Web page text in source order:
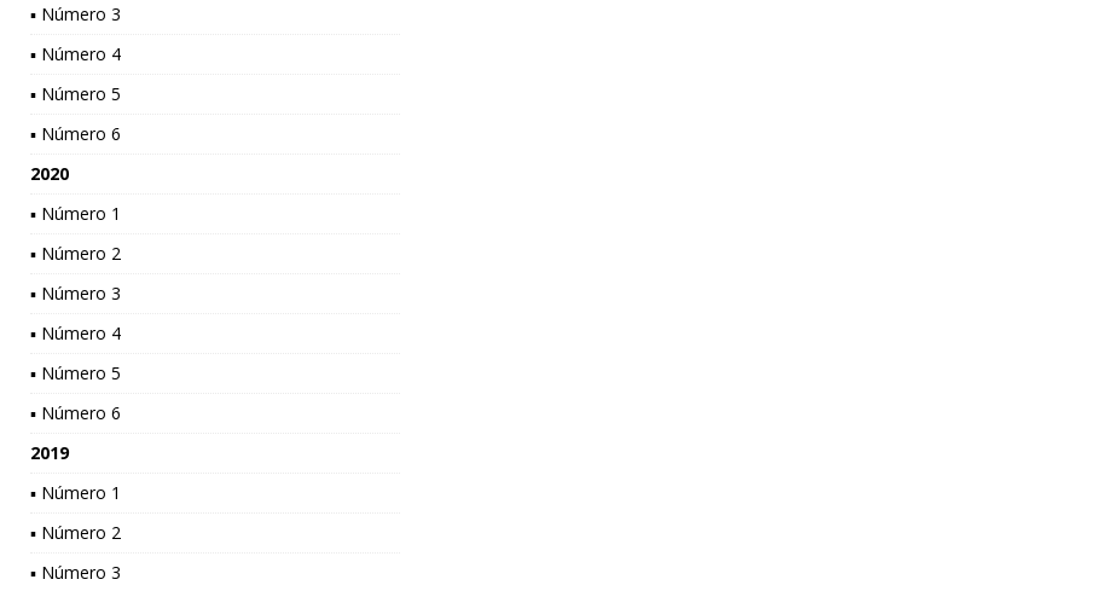
▪ Número 3
▪ Número 4
▪ Número 5
▪ Número 6
2020
▪ Número 1
▪ Número 2
▪ Número 3
▪ Número 4
▪ Número 5
▪ Número 6
2019
▪ Número 1
▪ Número 2
▪ Número 3